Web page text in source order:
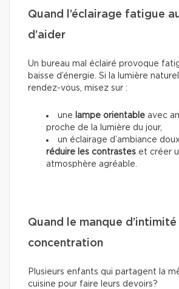
Quand l’éclairage fatigue
d’aider
Un bureau mal éclairé provoque
baisse d’énergie. Si la lumière
rendez-vous, misez sur :
une lampe orientable avec
proche de la lumière du jour,
un éclairage d’ambiance
réduire les contrastes et créer
atmosphère agréable.
Quand le manque
concentration
Plusieurs enfants qui partagent la
cuisine pour faire leurs devoirs?